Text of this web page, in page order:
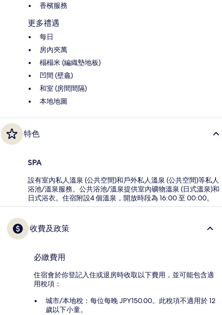
香檳服務
更多禮遇
每日
房內夾萬
榻榻米 (編織墊地板)
凹間 (壁龕)
和室 (房間間隔)
本地地圖
特色
SPA
設有室內私人溫泉 (公共空間)和戶外私人溫泉 (公共空間)等私人
浴池/溫泉服務。公共浴池/溫泉提供室內礦物溫泉 (日式溫泉)和
日式浴衣。住宿附設4 個溫泉，開放時段為 16:00 至 00:00。
收費及政策
必繳費用
住宿會於你登記入住或退房時收取以下費用，並可能包含適
用稅項：
城市/本地稅：每位每晚 JPY150.00。此稅項不適用於 12
歲以下小童。